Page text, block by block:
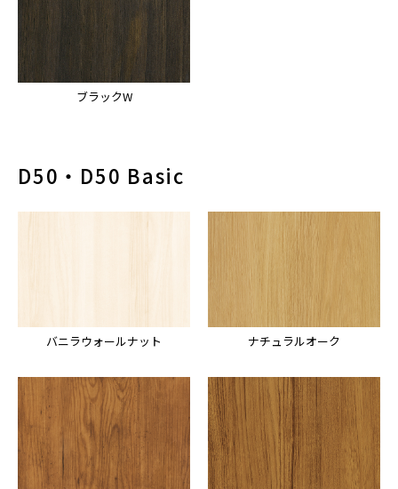
ブラックW
D50・D50 Basic
バニラウォールナット ナチュラルオーク